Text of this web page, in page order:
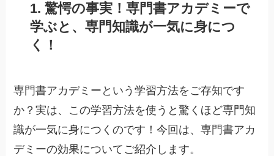
1. 驚愕の事実！専門書アカデミーで
学ぶと、専門知識が一気に身につ
く！
専門書アカデミーという学習方法をご存知です
か？実は、この学習方法を使うと驚くほど専門知
識が一気に身につくのです！今回は、専門書アカ
デミーの効果についてご紹介します。